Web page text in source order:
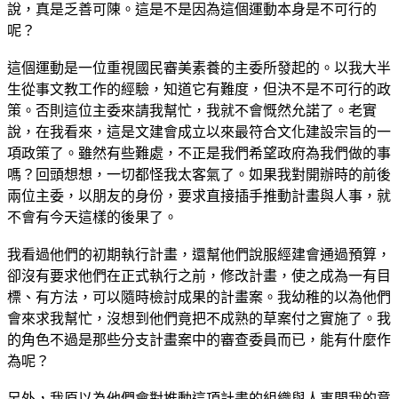
說，真是乏善可陳。這是不是因為這個運動本身是不可行的
呢？
這個運動是一位重視國民審美素養的主委所發起的。以我大半
生從事文教工作的經驗，知道它有難度，但決不是不可行的政
策。否則這位主委來請我幫忙，我就不會慨然允諾了。老實
說，在我看來，這是文建會成立以來最符合文化建設宗旨的一
項政策了。雖然有些難處，不正是我們希望政府為我們做的事
嗎？回頭想想，一切都怪我太客氣了。如果我對開辦時的前後
兩位主委，以朋友的身份，要求直接插手推動計畫與人事，就
不會有今天這樣的後果了。
我看過他們的初期執行計畫，還幫他們說服經建會通過預算，
卻沒有要求他們在正式執行之前，修改計畫，使之成為一有目
標、有方法，可以隨時檢討成果的計畫案。我幼稚的以為他們
會來求我幫忙，沒想到他們竟把不成熟的草案付之實施了。我
的角色不過是那些分支計畫案中的審查委員而已，能有什麼作
為呢？